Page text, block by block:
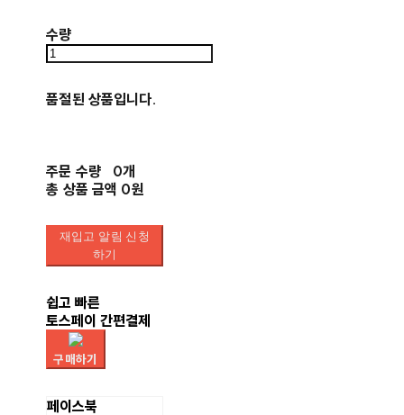
수량
품절된 상품입니다.
주문 수량
0개
총 상품 금액 0원
재입고 알림 신청
하기
쉽고 빠른
토스페이 간편결제
구매하기
페이스북